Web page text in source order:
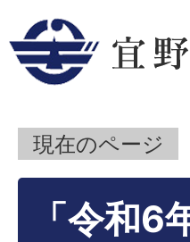
現在のページ
「令和6